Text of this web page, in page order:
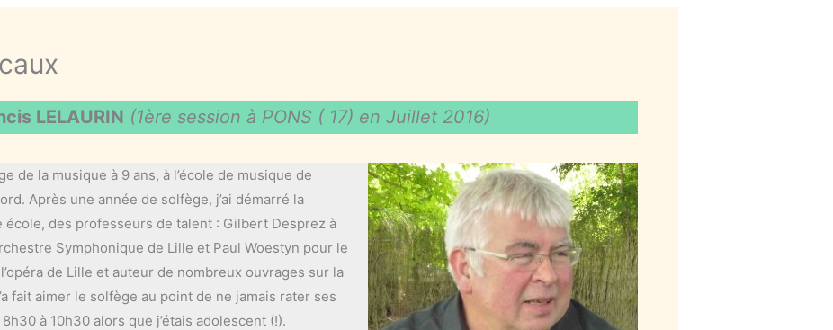
LELAURIN (1ère session à PONS ( 17) en Juillet 2016)
de la musique à 9 ans, à l’école de musique de
Après une année de solfège, j’ai démarré la
école, des professeurs de talent : Gilbert Desprez à
Symphonique de Lille et Paul Woestyn pour le
de Lille et auteur de nombreux ouvrages sur la
fait aimer le solfège au point de ne jamais rater ses
à 10h30 alors que j’étais adolescent (!).